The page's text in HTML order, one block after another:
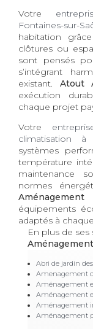
Votre
Fontaines-sur-
habitation
clôtures ou
sont pensés
s’intégrant
existant. Atout
exécution
chaque projet
Votre
climatisation à
systèmes
température
maintenance
normes
Aménagement
équipements
adaptés à
En plus de ses
Abri de jardin
Amenagement
Aménagement
Aménagement
Aménagement
Aménagement